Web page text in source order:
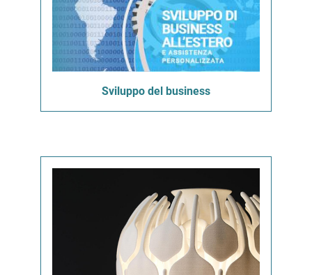
Sviluppo del business